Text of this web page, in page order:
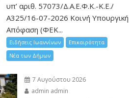
υπ’ αριθ. 57073/Δ.Α.Ε.Φ.Κ.-Κ.Ε./
Α325/16-07-2026 Κοινή Υπουργική
Απόφαση (ΦΕΚ...
Ειδήσεις Ιωαννίνων
Επικαιρότητα
Νέα των Δήμων
7 Αυγούστου 2026
admin admin